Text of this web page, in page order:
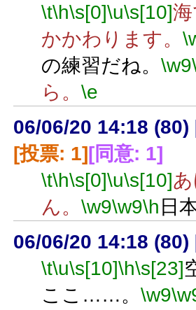
\t\h\s[0]\u\s[10]
かかわります。
の練習だね。 \w9
ら。 \e
06/06/20 14:18 (80)
[投票: 1][同意: 1]
\t\h\s[0]\u\s[10]
ん。 \w9\w9\h 日
06/06/20 14:18 (80)
\t\u\s[10]\h\s[23]
ここ……。 \w9